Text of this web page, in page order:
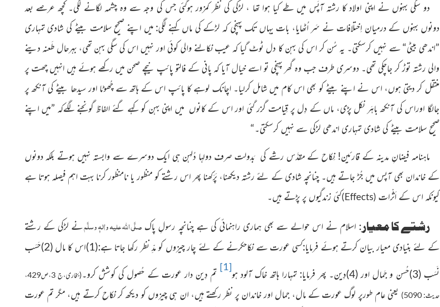
دو سگی بہنوں نے اپنی اولاد کا رشتہ آپَس میں طے کیا ہوا تھا ، لڑکی کی نظر کمزور ہوگئی جس کی وجہ سے وہ چشمہ لگانے لگی۔ کچھ عرصے بعد
دونوں بہنوں کے درمیان اِختلافات نے سَر اُٹھایا، بات یہاں تک پہنچی کہ لڑکے کی ماں کہنے لگی: میں اپنے صحیح سلامت بیٹے کی شادی تمہاری
”اندھی بیٹی“ سے نہیں کرسکتی۔ یہ سُن کر اس کی بہن کا دل ٹوٹ گیا کہ عیب نکالنے والی کوئی اور نہیں اس کی سگی بہن تھی، بہرحال طَعنہ دینے
والی رشتہ توڑ کر جاچکی تھی۔ دوسری طرف جب وہ گھر پہنچی تو اسے خیال آیا کہ پانی کے فالتو پائپ نیچے صحن میں رکھے ہوئے ہیں انہیں چھت پر
منتقل کر دیتی ہوں، اس نے اپنے بیٹے کو بھی اس کام میں شامل کرلیا۔ اچانک لوہے کا پائپ اس کے ہاتھ سے چُھوٹا اور سیدھا بیٹے کی آنکھ پر
جالگا اوراس کی آنکھ باہَر نکل پڑی، ماں کے دِل پر قِیامت گزر گئی اور اس کے کانوں میں اپنی بہن کو کہے گئے الفاظ گونجنے لگےکہ ”میں اپنے
صحیح سلامت بیٹے کی شادی تمہاری اندھی لڑکی سے نہیں کرسکتی۔“
ماہنامہ فیضانِ مدینہ کے قارئین! نِکاح کے مقدَّس رشے کی بَدولت صرف دولہا دُلہن ہی ایک دوسرے سے وابستہ نہیں ہوتے بلکہ دونوں
کے خاندان بھی آپس میں جُڑ جاتے ہیں۔ چنانچہ شادی کے لئے رشتہ دیکھنا، پَرَکھنا پھر اس رشتے کو منظور یا نامنظور کرنا بہت اہم فیصلہ ہوتا ہے
کیونکہ اس کے اَثْرات (
Effects
)کئی زندگیوں پر پڑتے ہیں۔
رشتے کا معیار: اسلام نے اس حوالے سے بھی ہماری راہنمائی کی ہے چنانچہ رسولِ پاک صلَّی اللہ علیہ واٰلہٖ وسلَّمنے لڑکی کے رشتے
کے لئے بنیادی معیار بیان کرتے ہوئے فرمایا:کسی عورت سے نکاح
کرنے کے لئے چار چيزوں کو مدِّ نظر رکھا جاتا ہے:(1)اس کا مال (2)حَسَب
نَسَب (3)حُسن و جَمال اور (4)دِين۔ پھر فرمایا: تمہارا ہاتھ خاک آلود ہو
[1]
تم دِین دار عورت کے حُصول کی کوشش کرو۔ (بخاری،ج 3،ص429،
حدیث: 5090)
یعنی عام طورپر لوگ عورت کے مال، جمال اور خاندان پر نظر رکھتے ہیں، ان ہی چیزوں کو دیکھ کر نکاح کرتے ہیں، مگر تم عورت